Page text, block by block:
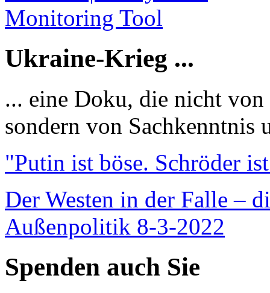
Ukraine-Krieg ...
... eine Doku, die nicht
sondern von Sachkenntnis
"Putin ist böse. Schröder
Der Westen in der Falle –
Außenpolitik 8-3-2022
Spenden auch Sie